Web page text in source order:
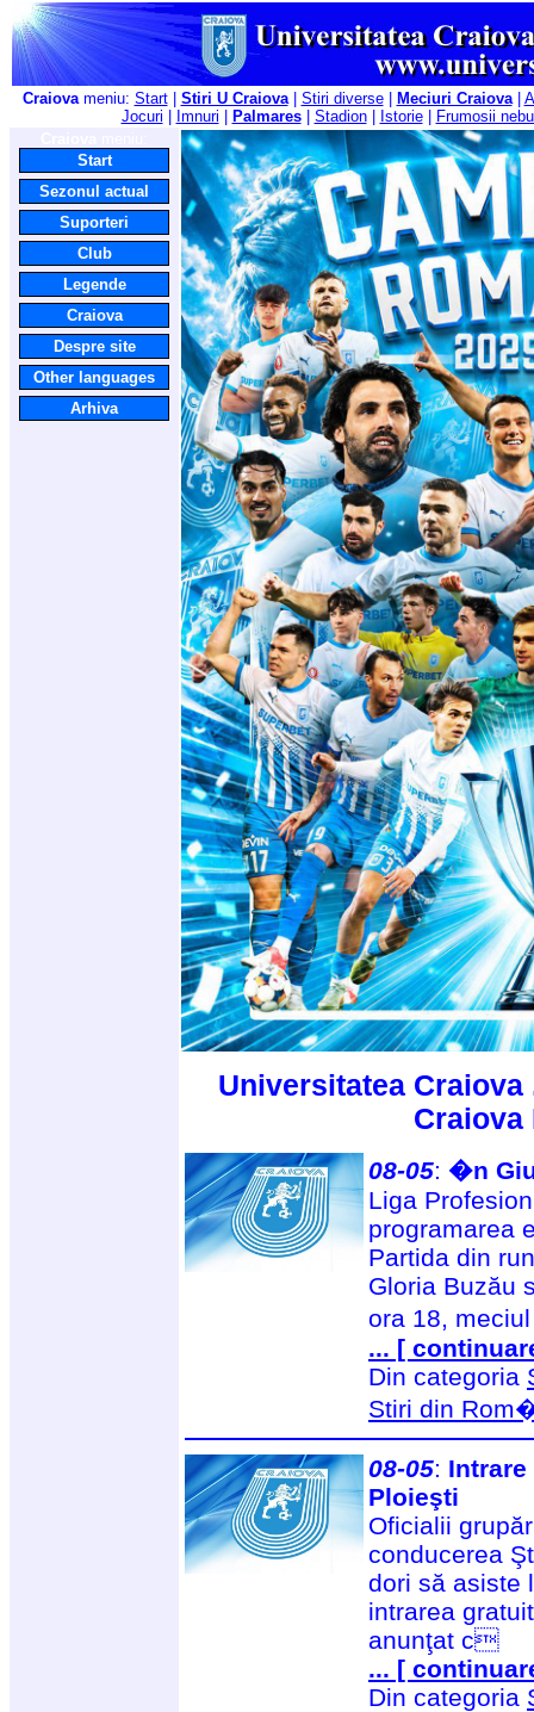
Craiovameniu: Start| Stiri U Craiova| Stiri diverse| Meciuri Craiova|
Jocuri
Imnuri Palmares| Stadion| Istorie|
Frumosii
Start
Sezonul actual
Suporteri
Club
Legende
Craiova
Despre site
Other languages
Arhiva
Universitatea
Craiova
08-05: �n
Liga
programarea
Partida din
Gloria Buzău
ora 18,
... [
Din categoria
Stiri din
08-05:
Ploieşti
Oficialii
conducerea
dori să asiste
intrarea
anunţat c
... [
Din categoria